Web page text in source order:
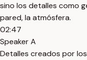
sino los detalles como
pared, la atmósfera.
02:47
Speaker A
Detalles creados por